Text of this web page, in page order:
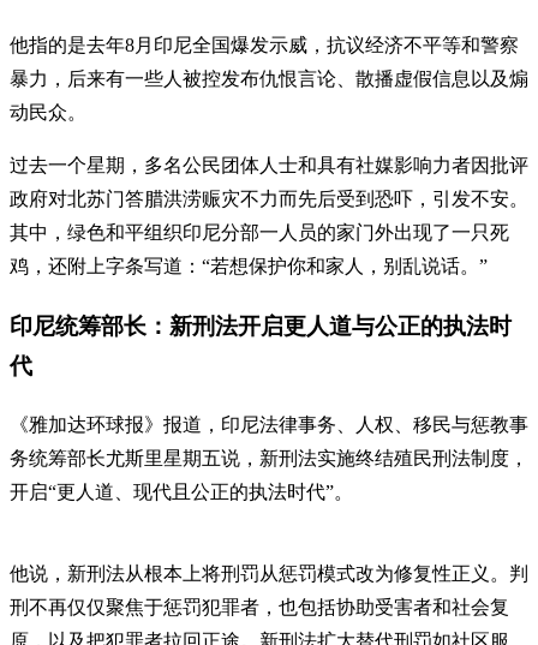
他指的是去年8月印尼全国爆发示威，抗议经济不平等和警察
暴力，后来有一些人被控发布仇恨言论、散播虚假信息以及煽
动民众。
过去一个星期，多名公民团体人士和具有社媒影响力者因批评
政府对北苏门答腊洪涝赈灾不力而先后受到恐吓，引发不安。
其中，绿色和平组织印尼分部一人员的家门外出现了一只死
鸡，还附上字条写道：“若想保护你和家人，别乱说话。”
印尼统筹部长：新刑法开启更人道与公正的执法时
代
《雅加达环球报》报道，印尼法律事务、人权、移民与惩教事
务统筹部长尤斯里星期五说，新刑法实施终结殖民刑法制度，
开启“更人道、现代且公正的执法时代”。
他说，新刑法从根本上将刑罚从惩罚模式改为修复性正义。判
刑不再仅仅聚焦于惩罚犯罪者，也包括协助受害者和社会复
原，以及把犯罪者拉回正途。新刑法扩大替代刑罚如社区服